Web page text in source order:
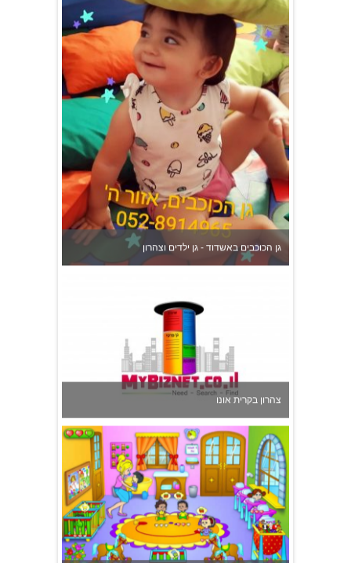
גן הכוכבים באשדוד - גן ילדים וצהרון
צהרון בקרית אונו
משפחתון ופעוטון ילנה במערב ראשון לציון